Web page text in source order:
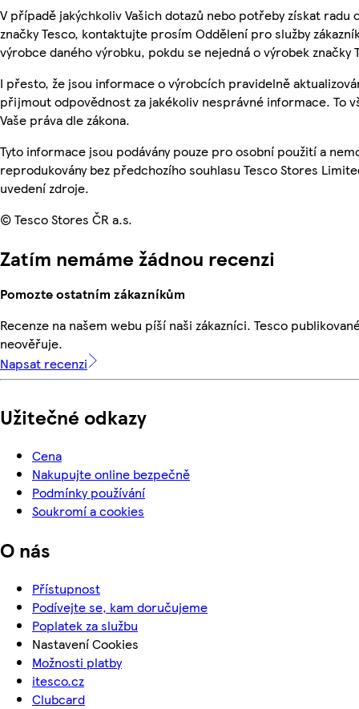
V případě jakýchkoliv Vašich dotazů nebo potřeby získat radu
značky Tesco, kontaktujte prosím Oddělení pro služby
výrobce daného výrobku, pokdu se nejedná o výrobek značky
I přesto, že jsou informace o výrobcích pravidelně
přijmout odpovědnost za jakékoliv nesprávné informace. To
Vaše práva dle zákona.
Tyto informace jsou podávány pouze pro osobní použití a
reprodukovány bez předchozího souhlasu Tesco Stores
uvedení zdroje.
© Tesco Stores ČR a.s.
Zatím nemáme žádnou recenzi
Pomozte ostatním zákazníkům
Recenze na našem webu píší naši zákazníci. Tesco
neověřuje.
Napsat recenzi
Užitečné odkazy
Cena
Nakupujte online bezpečně
Podmínky používání
Soukromí a cookies
O nás
Přístupnost
Podívejte se, kam doručujeme
Poplatek za službu
Nastavení Cookies
Možnosti platby
itesco.cz
Clubcard